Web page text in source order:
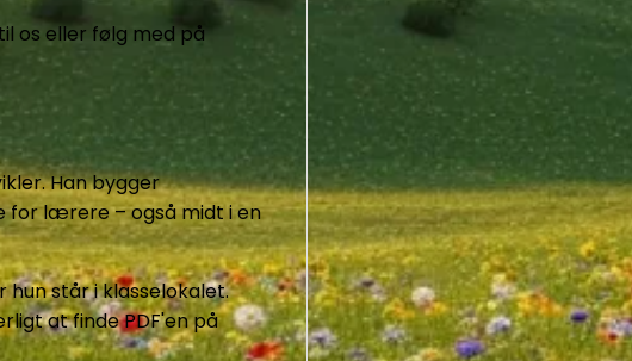
os eller følg med på
Han bygger
for lærere – også midt i en
står i klasselokalet.
at finde PDF'en på